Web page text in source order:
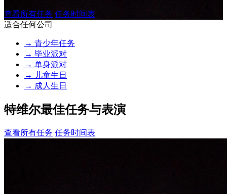
查看所有任务 任务时间表
适合任何公司
→ 青少年任务
→ 毕业派对
→ 单身派对
→ 儿童生日
→ 成人生日
特维尔最佳任务与表演
查看所有任务 任务时间表